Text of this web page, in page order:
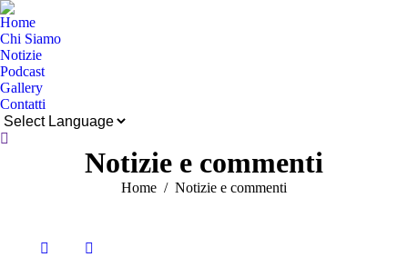
Home
Chi Siamo
Notizie
Podcast
Gallery
Contatti
Cerca:
Notizie e commenti
Tu sei qui:
Home Notizie e commenti